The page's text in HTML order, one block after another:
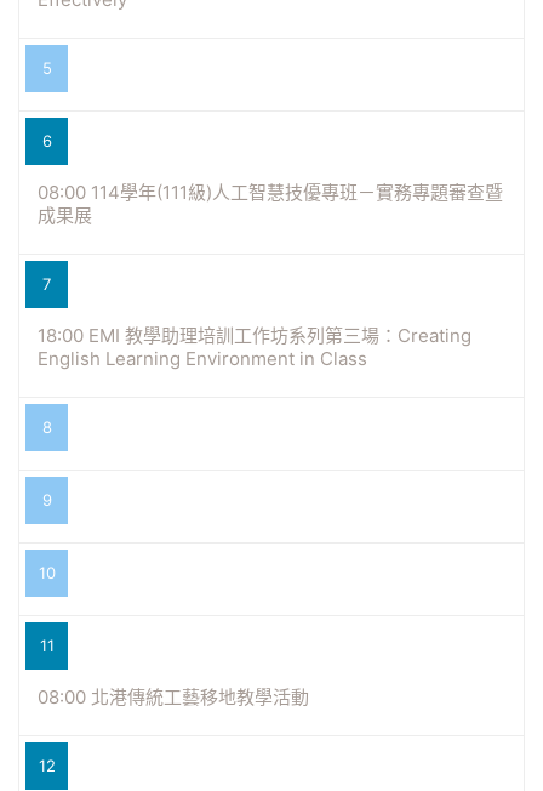
5
6
08:00 114學年(111級)人工智慧技優專班－實務專題審查暨
成果展
7
18:00 EMI 教學助理培訓工作坊系列第三場：Creating
English Learning Environment in Class
8
9
10
11
08:00 北港傳統工藝移地教學活動
12